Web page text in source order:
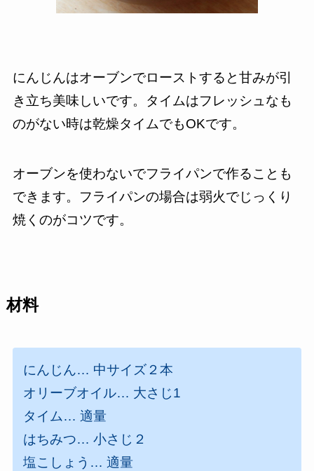
にんじんはオーブンでローストすると甘みが引
き立ち美味しいです。タイムはフレッシュなも
のがない時は乾燥タイムでもOKです。
オーブンを使わないでフライパンで作ることも
できます。フライパンの場合は弱火でじっくり
焼くのがコツです。
材料
にんじん… 中サイズ２本
オリーブオイル… 大さじ1
タイム… 適量
はちみつ… 小さじ２
塩こしょう… 適量